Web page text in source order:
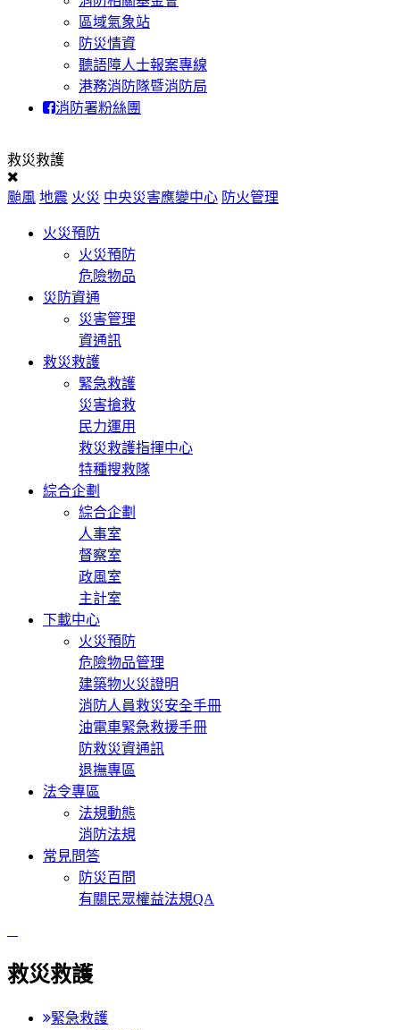
區域氣象站
防災情資
聽語障人士報案專線
港務消防隊暨消防局
消防署粉絲團
救災救護
颱風 地震 火災 中央災害應變中心 防火管理
火災預防
火災預防
危險物品
災防資通
災害管理
資通訊
救災救護
緊急救護
災害搶救
民力運用
救災救護指揮中心
特種搜救隊
綜合企劃
綜合企劃
人事室
督察室
政風室
主計室
下載中心
火災預防
危險物品管理
建築物火災證明
消防人員救災安全手冊
油電車緊急救援手冊
防救災資通訊
退撫專區
法令專區
法規動態
消防法規
常見問答
防災百問
有關民眾權益法規QA
救災救護
緊急救護